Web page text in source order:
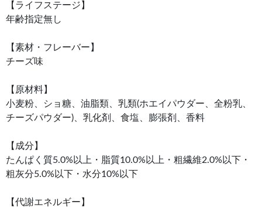
【ライフステージ】
年齢指定無し
【素材・フレーバー】
チーズ味
【原材料】
小麦粉、ショ糖、油脂類、乳類(ホエイパウダー、全粉乳、
チーズパウダー)、乳化剤、食塩、膨張剤、香料
【成分】
たんぱく質5.0%以上・脂質10.0%以上・粗繊維2.0%以下・
粗灰分5.0%以下・水分10%以下
【代謝エネルギー】